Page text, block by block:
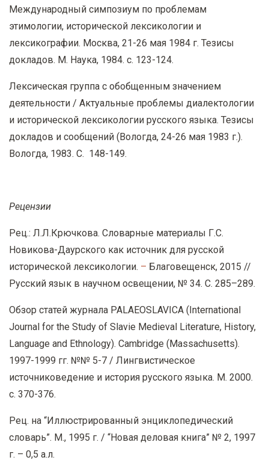
Международный симпозиум по проблемам
этимологии, исторической лексикологии и
лексикографии. Москва, 21-26 мая 1984 г. Тезисы
докладов. М. Наука, 1984. с. 123-124.
Лексическая группа с обобщенным значением
деятельности / Актуальные проблемы диалектологии
и исторической лексикологии русского языка. Тезисы
докладов и сообщений (Вологда, 24-26 мая 1983 г.).
Вологда, 1983. С. 148-149.
Рецензии
Рец.: Л.Л.Крючкова. Словарные материалы Г.С.
Новикова-Даурского как источник для русской
исторической лексикологии. – Благовещенск, 2015 //
Русский язык в научном освещении, № 34. С. 285–289.
Обзор статей журнала PALAEOSLAVICA (International
Journal for the Study of Slavie Medieval Literature, History,
Language and Ethnology). Cambridge (Massachusetts).
1997-1999 гг. №№ 5-7 / Лингвистическое
источниковедение и история русского языка. М. 2000.
с. 370-376.
Рец. на “Иллюстрированный энциклопедический
словарь”. М., 1995 г. / “Новая деловая книга” № 2, 1997
г. – 0,5 а.л.